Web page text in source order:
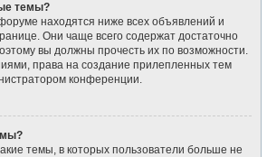
темы?
находятся ниже всех объявлений и
Они чаще всего содержат достаточно
вы должны прочесть их по возможности.
права на создание прилепленных тем
конференции.
темы, в которых пользователи больше не